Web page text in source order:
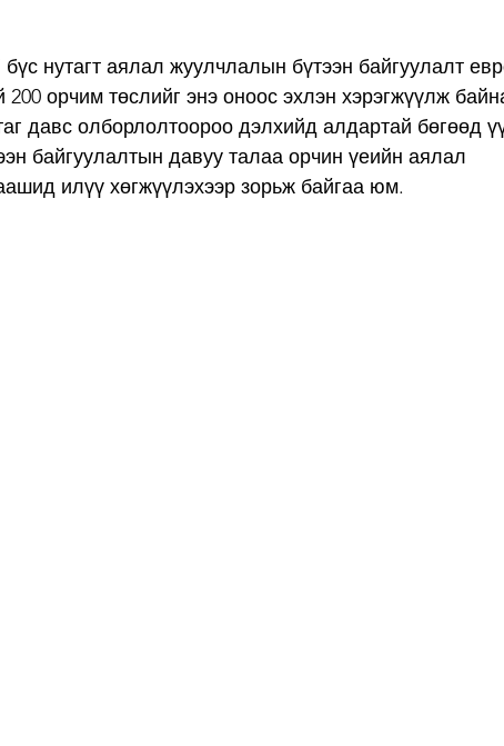
нутагт аялал жуулчлалын бүтээн байгуулалт
орчим төслийг энэ оноос эхлэн хэрэгжүүлж
давс олборлолтоороо дэлхийд алдартай бөгөөд
байгуулалтын давуу талаа орчин үеийн аялал
илүү хөгжүүлэхээр зорьж байгаа юм.